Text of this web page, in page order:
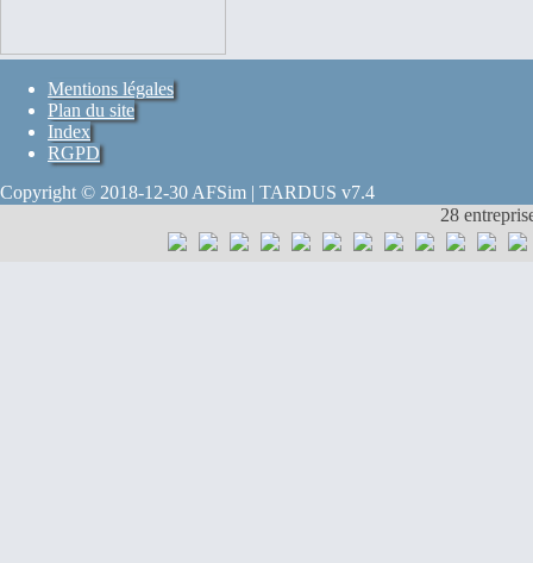
Mentions légales
Plan du site
Index
RGPD
Copyright © 2018-12-30 AFSim | TARDUS v7.4
28